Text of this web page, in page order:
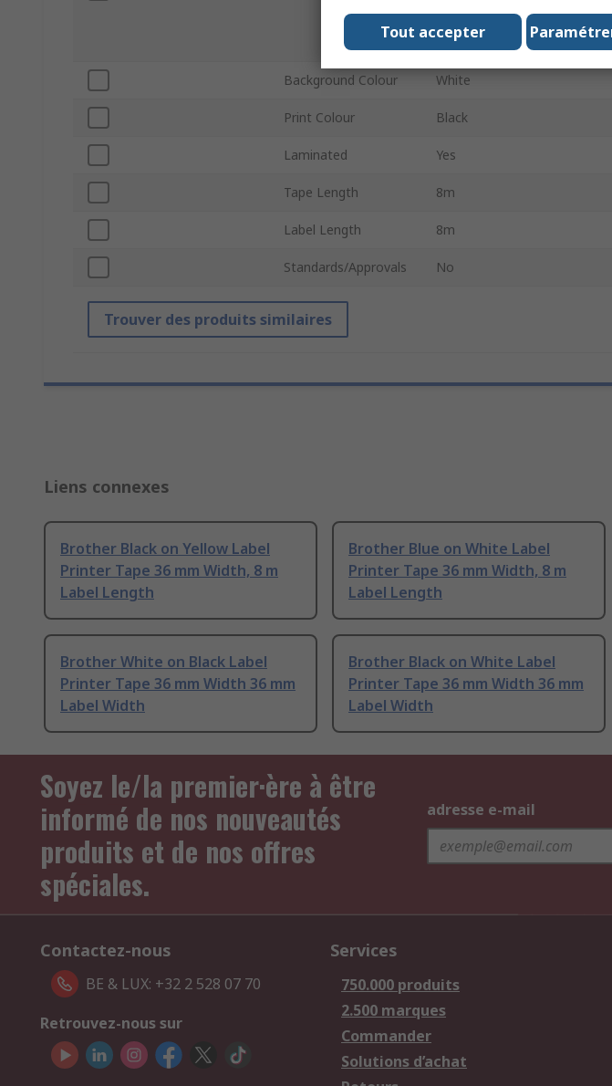
1000, P-Touch 200, P-Touch
1250, H 101 GB
Background Colour White
Print Colour Black
Laminated Yes
Tape Length 8m
Label Length 8m
Standards/Approvals No
Trouver des produits similaires
Liens connexes
Brother Black on Yellow Label
Printer Tape 36 mm Width, 8 m
Label Length
Brother Blue on White Label
Printer Tape 36 mm Width, 8 m
Label Length
Brother White on Black Label
Printer Tape 36 mm Width 36 mm
Label Width
Brother Black on White Label
Printer Tape 36 mm Width 36 mm
Label Width
Soyez le/la premier·ère à être
informé de nos nouveautés
produits et de nos offres
spéciales.
adresse e-mail
Contactez-nous
BE & LUX: +32 2 528 07 70
Retrouvez-nous sur
Services
750.000 produits
2.500 marques
Commander
Solutions d’achat
Tout accepter